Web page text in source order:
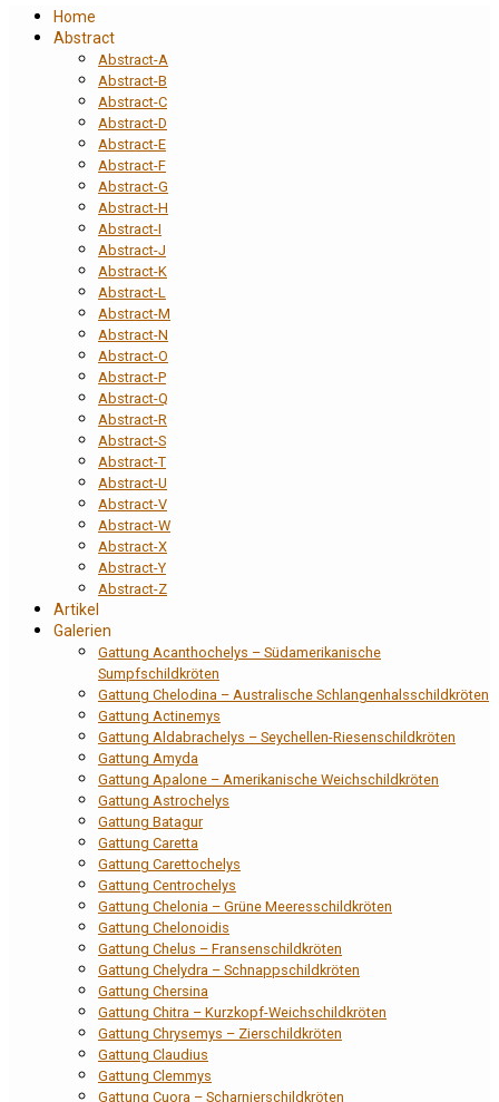
Home
Abstract
Abstract-A
Abstract-B
Abstract-C
Abstract-D
Abstract-E
Abstract-F
Abstract-G
Abstract-H
Abstract-I
Abstract-J
Abstract-K
Abstract-L
Abstract-M
Abstract-N
Abstract-O
Abstract-P
Abstract-Q
Abstract-R
Abstract-S
Abstract-T
Abstract-U
Abstract-V
Abstract-W
Abstract-X
Abstract-Y
Abstract-Z
Artikel
Galerien
Gattung Acanthochelys – Südamerikanische
Sumpfschildkröten
Gattung Chelodina – Australische Schlangenhalsschildkröten
Gattung Actinemys
Gattung Aldabrachelys – Seychellen-Riesenschildkröten
Gattung Amyda
Gattung Apalone – Amerikanische Weichschildkröten
Gattung Astrochelys
Gattung Batagur
Gattung Caretta
Gattung Carettochelys
Gattung Centrochelys
Gattung Chelonia – Grüne Meeresschildkröten
Gattung Chelonoidis
Gattung Chelus – Fransenschildkröten
Gattung Chelydra – Schnappschildkröten
Gattung Chersina
Gattung Chitra – Kurzkopf-Weichschildkröten
Gattung Chrysemys – Zierschildkröten
Gattung Claudius
Gattung Clemmys
Gattung Cuora – Scharnierschildkröten